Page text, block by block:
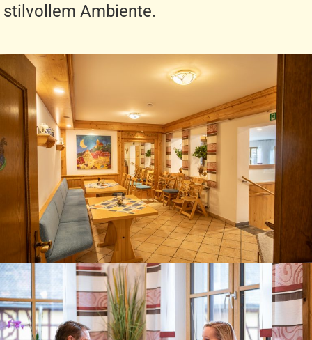
stilvollem Ambiente.